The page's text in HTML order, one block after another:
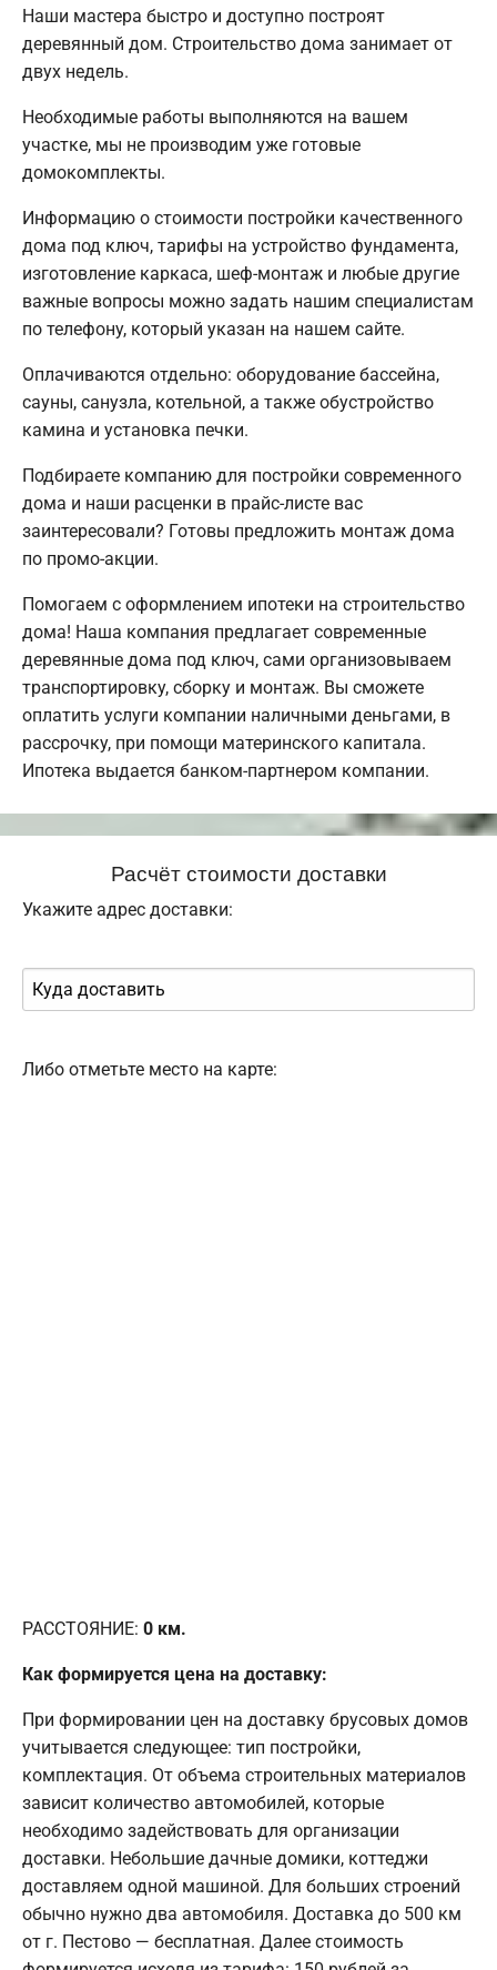
Наши мастера быстро и доступно построят
деревянный дом. Строительство дома занимает от
двух недель.
Необходимые работы выполняются на вашем
участке, мы не производим уже готовые
домокомплекты.
Информацию о стоимости постройки качественного
дома под ключ, тарифы на устройство фундамента,
изготовление каркаса, шеф-монтаж и любые другие
важные вопросы можно задать нашим специалистам
по телефону, который указан на нашем сайте.
Оплачиваются отдельно: оборудование бассейна,
сауны, санузла, котельной, а также обустройство
камина и установка печки.
Подбираете компанию для постройки современного
дома и наши расценки в прайс-листе вас
заинтересовали? Готовы предложить монтаж дома
по промо-акции.
Помогаем с оформлением ипотеки на строительство
дома! Наша компания предлагает современные
деревянные дома под ключ, сами организовываем
транспортировку, сборку и монтаж. Вы сможете
оплатить услуги компании наличными деньгами, в
рассрочку, при помощи материнского капитала.
Ипотека выдается банком-партнером компании.
Расчёт стоимости доставки
Укажите адрес доставки:
Либо отметьте место на карте:
РАССТОЯНИЕ: 0 км.
Как формируется цена на доставку:
При формировании цен на доставку брусовых домов
учитывается следующее: тип постройки,
комплектация. От объема строительных материалов
зависит количество автомобилей, которые
необходимо задействовать для организации
доставки. Небольшие дачные домики, коттеджи
доставляем одной машиной. Для больших строений
обычно нужно два автомобиля. Доставка до 500 км
от г. Пестово — бесплатная. Далее стоимость